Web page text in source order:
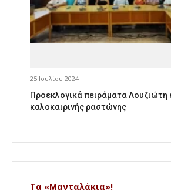
25 Ιουλίου 2024
Προεκλογικά πειράματα Λουζιώτη
καλοκαιρινής ραστώνης
Τα «Μανταλάκια»!